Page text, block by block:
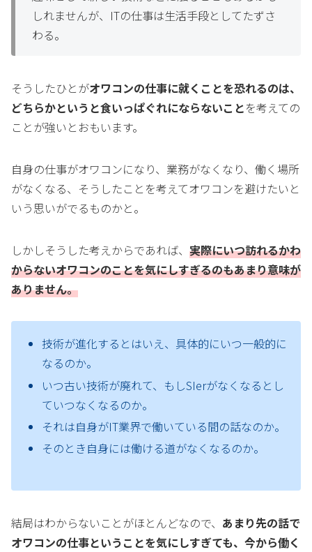
しれませんが、ITの仕事は生活手段としてたずさ
わる。
そうしたひとがオワコンの仕事に就くことを恐れるのは、
どちらかというと食いっぱぐれにならないことを考えての
ことが強いとおもいます。
自身の仕事がオワコンになり、業務がなくなり、働く場所
がなくなる、そうしたことを考えてオワコンを避けたいと
いう思いがでるものかと。
しかしそうした考えからであれば、 実際にいつ訪れるかわ
からないオワコンのことを気にしすぎるのもあまり意味が
ありません。
技術が進化するとはいえ、具体的にいつ一般的に
なるのか。
いつ古い技術が廃れて、もしSIerがなくなるとし
ていつなくなるのか。
それは自身がIT業界で働いている間の話なのか。
そのとき自身には働ける道がなくなるのか。
結局はわからないことがほとんどなので、 あまり先の話で
オワコンの仕事ということを気にしすぎても、今から働く